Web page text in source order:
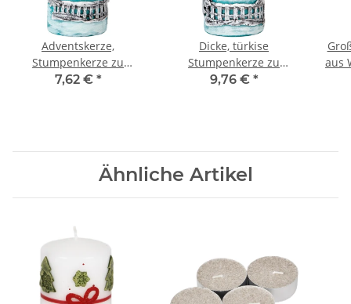
Adventskerze,
Stumpenkerze zu
Weihnachten in Türkis
7,62 € *
Dicke, türkise
Stumpenkerze zu
Weihnachten mit einem
9,76 € *
aus
Ähnliche Artikel